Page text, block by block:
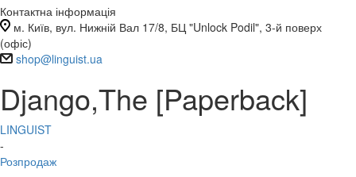
Контактна інформація
м. Київ, вул. Нижній Вал 17/8, БЦ "Unlock Podil", 3-й поверх
(офіс)
shop@linguist.ua
Django,The [Paperback]
LINGUIST
-
Розпродаж